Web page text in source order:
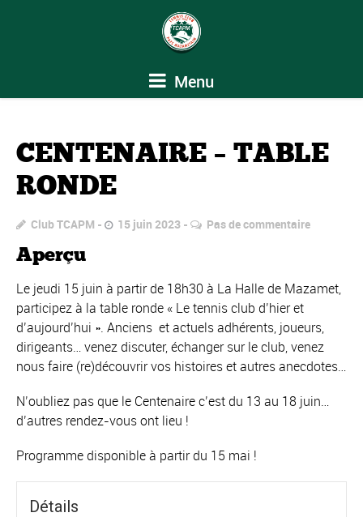
Menu
CENTENAIRE – TABLE
RONDE
Club TCAPM 15 juin 2023 Pas de commentaire
Aperçu
Le jeudi 15 juin à partir de 18h30 à La Halle de Mazamet,
participez à la table ronde « Le tennis club d’hier et
d’aujourd’hui ». Anciens et actuels adhérents, joueurs,
dirigeants… venez discuter, échanger sur le club, venez
nous faire (re)découvrir vos histoires et autres anecdotes…
N’oubliez pas que le Centenaire c’est du 13 au 18 juin…
d’autres rendez-vous ont lieu !
Programme disponible à partir du 15 mai !
Détails